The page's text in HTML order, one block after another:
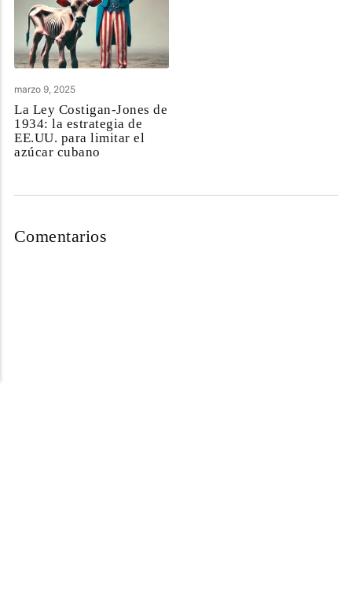
marzo 9, 2025
La Ley Costigan-Jones de
1934: la estrategia de
EE.UU. para limitar el
azúcar cubano
Comentarios